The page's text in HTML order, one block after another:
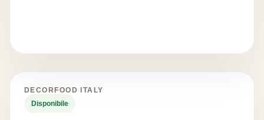
DECORFOOD ITALY
Disponibile